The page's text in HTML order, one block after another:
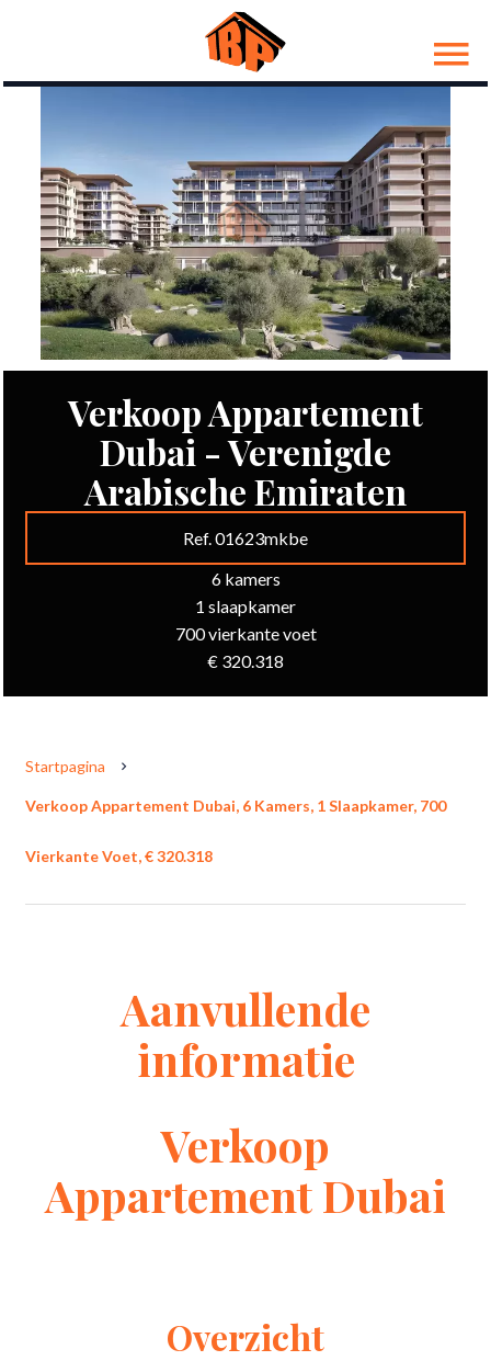
Verkoop Appartement
Dubai - Verenigde
Arabische Emiraten
Ref. 01623mkbe
6 kamers
1 slaapkamer
700 vierkante voet
€ 320.318
Startpagina
Verkoop Appartement Dubai, 6 Kamers, 1 Slaapkamer, 700
Vierkante Voet, € 320.318
Aanvullende
informatie
Verkoop
Appartement Dubai
Overzicht